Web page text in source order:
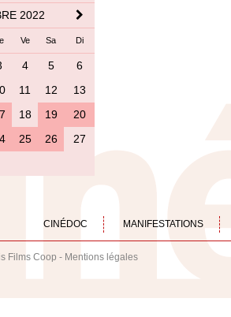
2022
Ve Sa Di
4 5
6
11 12
13
18 19
20
25 26
27
CINÉDOC MANIFESTATIONS
Films Coop - Mentions légales